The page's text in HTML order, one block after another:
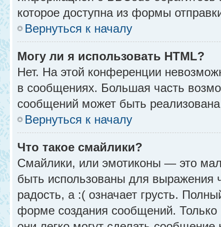
которое доступна из формы
Вернуться к началу
Могу ли я использовать HTML?
Нет. На этой конференции
в сообщениях. Большая часть
сообщений может быть
Вернуться к началу
Что такое смайлики?
Смайлики, или эмотиконы — это
быть использованы для выражения
радость, а :( означает грусть.
форме создания сообщений. Только